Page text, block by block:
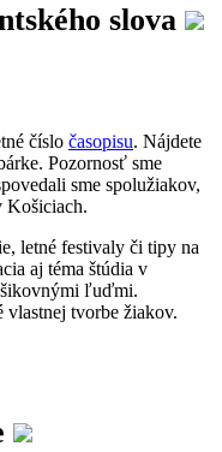
slova
číslo časopisu. Nájdete
Pozornosť sme
sme spolužiakov,
Košiciach.
letné festivaly či tipy na
aj téma štúdia v
šikovnými ľuďmi.
vlastnej tvorbe žiakov.